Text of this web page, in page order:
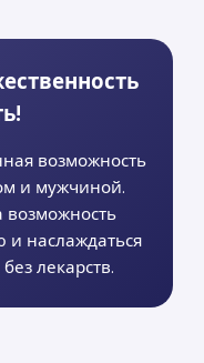
возможность
и мужчиной.
и наслаждаться
лекарств.